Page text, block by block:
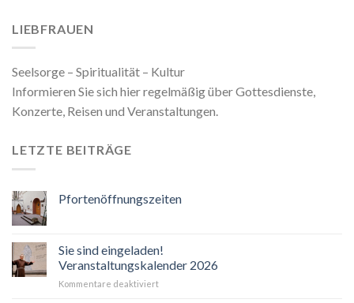
LIEBFRAUEN
Seelsorge – Spiritualität – Kultur
Informieren Sie sich hier regelmäßig über Gottesdienste,
Konzerte, Reisen und Veranstaltungen.
LETZTE BEITRÄGE
Pfortenöffnungszeiten
Sie sind eingeladen!
Veranstaltungskalender 2026
Kommentare deaktiviertfür